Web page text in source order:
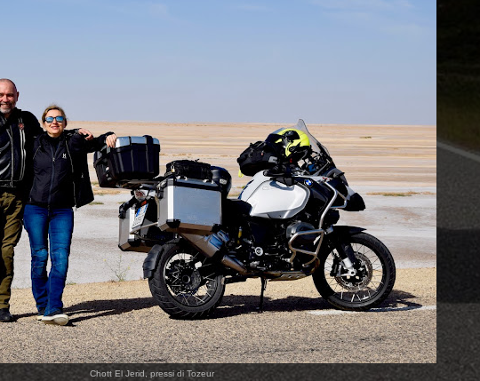
Chott El Jerid, pressi di Tozeur